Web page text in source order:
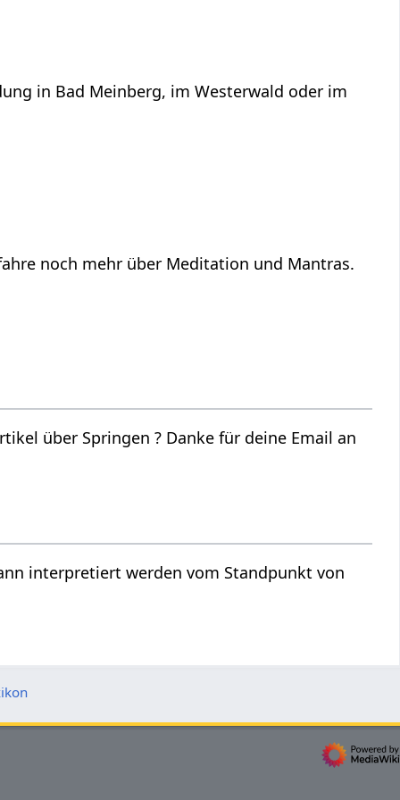
in Bad Meinberg, im Westerwald oder im
noch mehr über Meditation und Mantras.
für deine Email an
und kann interpretiert werden vom Standpunkt von